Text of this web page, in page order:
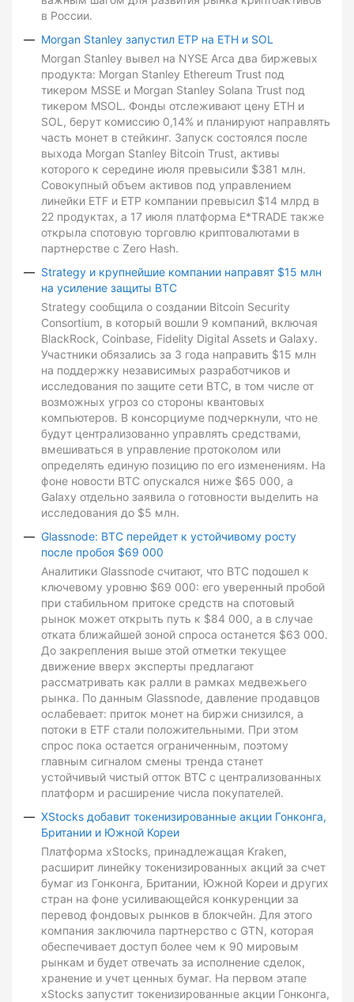
в России.
Morgan Stanley запустил ETP на ETH и SOL
Morgan Stanley вывел на NYSE Arca два биржевых
продукта: Morgan Stanley Ethereum Trust под
тикером MSSE и Morgan Stanley Solana Trust под
тикером MSOL. Фонды отслеживают цену ETH и
SOL, берут комиссию 0,14% и планируют направлять
часть монет в стейкинг. Запуск состоялся после
выхода Morgan Stanley Bitcoin Trust, активы
которого к середине июля превысили $381 млн.
Совокупный объем активов под управлением
линейки ETF и ETP компании превысил $14 млрд в
22 продуктах, а 17 июля платформа E*TRADE также
открыла спотовую торговлю криптовалютами в
партнерстве с Zero Hash.
Strategy и крупнейшие компании направят $15 млн
на усиление защиты BTC
Strategy сообщила о создании Bitcoin Security
Consortium, в который вошли 9 компаний, включая
BlackRock, Coinbase, Fidelity Digital Assets и Galaxy.
Участники обязались за 3 года направить $15 млн
на поддержку независимых разработчиков и
исследования по защите сети BTC, в том числе от
возможных угроз со стороны квантовых
компьютеров. В консорциуме подчеркнули, что не
будут централизованно управлять средствами,
вмешиваться в управление протоколом или
определять единую позицию по его изменениям. На
фоне новости BTC опускался ниже $65 000, а
Galaxy отдельно заявила о готовности выделить на
исследования до $5 млн.
Glassnode: BTC перейдет к устойчивому росту
после пробоя $69 000
Аналитики Glassnode считают, что BTC подошел к
ключевому уровню $69 000: его уверенный пробой
при стабильном притоке средств на спотовый
рынок может открыть путь к $84 000, а в случае
отката ближайшей зоной спроса останется $63 000.
До закрепления выше этой отметки текущее
движение вверх эксперты предлагают
рассматривать как ралли в рамках медвежьего
рынка. По данным Glassnode, давление продавцов
ослабевает: приток монет на биржи снизился, а
потоки в ETF стали положительными. При этом
спрос пока остается ограниченным, поэтому
главным сигналом смены тренда станет
устойчивый чистый отток BTC с централизованных
платформ и расширение числа покупателей.
XStocks добавит токенизированные акции Гонконга,
Британии и Южной Кореи
Платформа xStocks, принадлежащая Kraken,
расширит линейку токенизированных акций за счет
бумаг из Гонконга, Британии, Южной Кореи и других
стран на фоне усиливающейся конкуренции за
перевод фондовых рынков в блокчейн. Для этого
компания заключила партнерство с GTN, которая
обеспечивает доступ более чем к 90 мировым
рынкам и будет отвечать за исполнение сделок,
хранение и учет ценных бумаг. На первом этапе
xStocks запустит токенизированные акции Гонконга,